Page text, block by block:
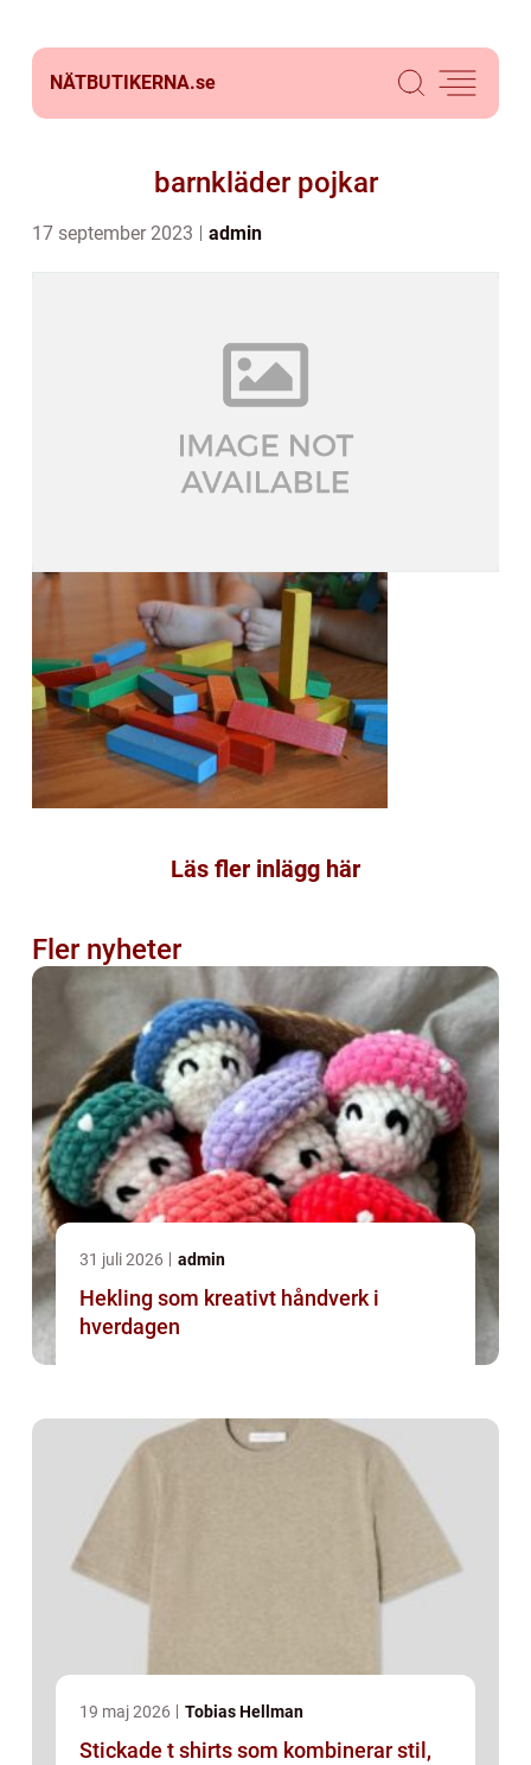
NÄTBUTIKERNA.se
barnkläder pojkar
17 september 2023 admin
Läs fler inlägg här
Fler nyheter
31 juli 2026 admin
Hekling som kreativt håndverk i
hverdagen
19 maj 2026 Tobias Hellman
Stickade t shirts som kombinerar stil,